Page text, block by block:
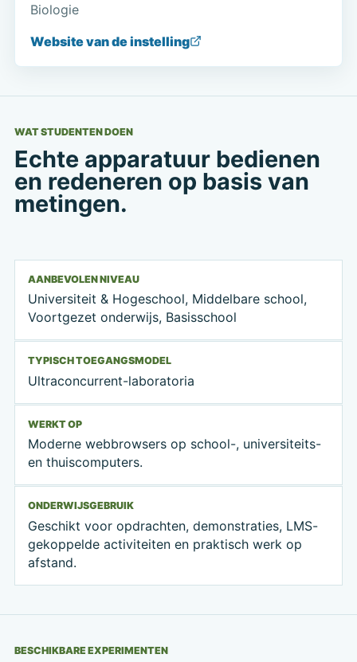
Biologie
Website van de instelling
WAT STUDENTEN DOEN
Echte apparatuur bedienen
en redeneren op basis van
metingen.
AANBEVOLEN NIVEAU
Universiteit & Hogeschool, Middelbare school,
Voortgezet onderwijs, Basisschool
TYPISCH TOEGANGSMODEL
Ultraconcurrent-laboratoria
WERKT OP
Moderne webbrowsers op school-, universiteits-
en thuiscomputers.
ONDERWIJSGEBRUIK
Geschikt voor opdrachten, demonstraties, LMS-
gekoppelde activiteiten en praktisch werk op
afstand.
BESCHIKBARE EXPERIMENTEN